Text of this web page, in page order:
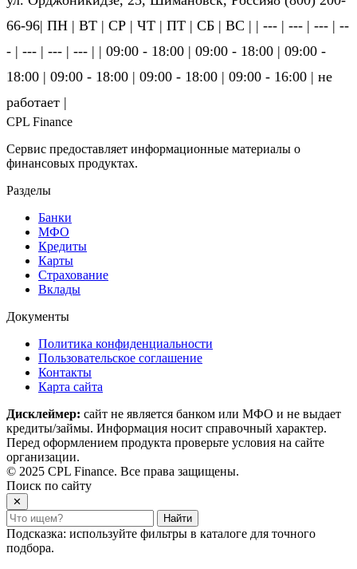
66-96| ПН | ВТ | СР | ЧТ | ПТ | СБ | ВС | | --- | --- | --- | --
- | --- | --- | --- | | 09:00 - 18:00 | 09:00 - 18:00 | 09:00 -
18:00 | 09:00 - 18:00 | 09:00 - 18:00 | 09:00 - 16:00 | не
ра­бо­та­ет |
CPL Finance
Сервис предоставляет информационные материалы о
финансовых продуктах.
Разделы
Банки
МФО
Кредиты
Карты
Страхование
Вклады
Документы
Политика конфиденциальности
Пользовательское соглашение
Контакты
Карта сайта
Дисклеймер: сайт не является банком или МФО и не выдает
кредиты/займы. Информация носит справочный характер.
Перед оформлением продукта проверьте условия на сайте
организации.
© 2025 CPL Finance. Все права защищены.
Поиск по сайту
✕
Найти
Подсказка: используйте фильтры в каталоге для точного
подбора.